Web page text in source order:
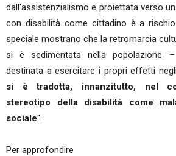
dall'assistenzialismo e proiettata verso
con disabilità come cittadino è a
speciale mostrano che la retromarcia
si è sedimentata nella popolazione
destinata a esercitare i propri effetti
si è tradotta, innanzitutto, nel
stereotipo della disabilità come
sociale".
Per approfondire